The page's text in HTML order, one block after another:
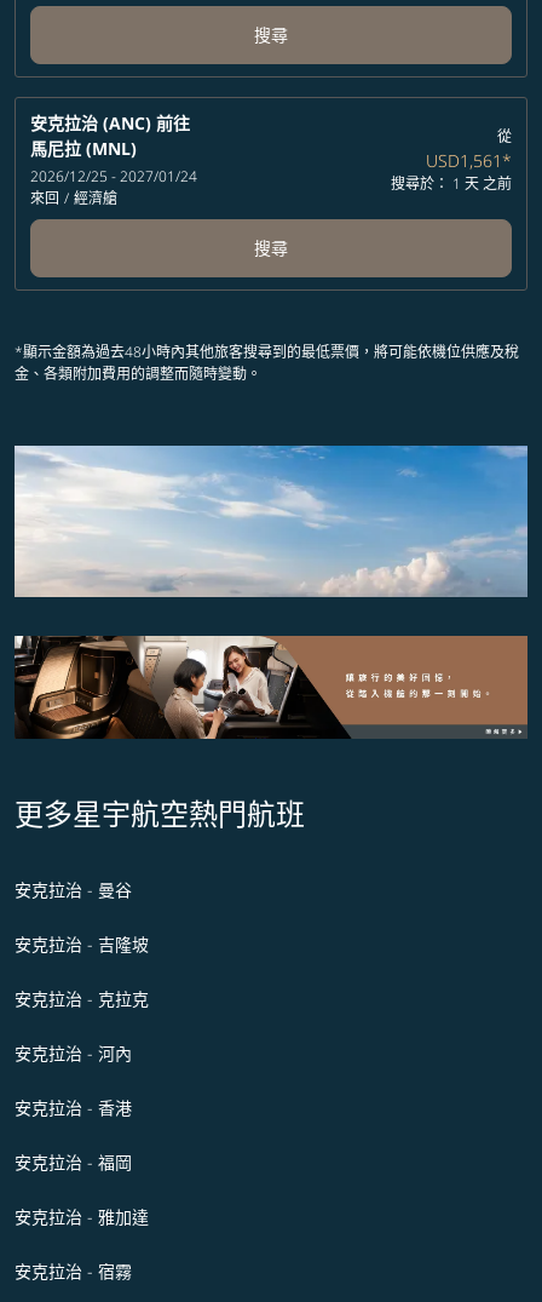
搜尋
安克拉治 (ANC) 前往
馬尼拉 (MNL)
2026/12/25 - 2027/01/24
來回 / 經濟艙
從
USD1,561*
搜尋於： 1 天 之前
搜尋
*顯示金額為過去48小時內其他旅客搜尋到的最低票價，將可能依機位供應及稅
金、各類附加費用的調整而隨時變動。
更多星宇航空熱門航班
安克拉治 - 曼谷
安克拉治 - 吉隆坡
安克拉治 - 克拉克
安克拉治 - 河內
安克拉治 - 香港
安克拉治 - 福岡
安克拉治 - 雅加達
安克拉治 - 宿霧